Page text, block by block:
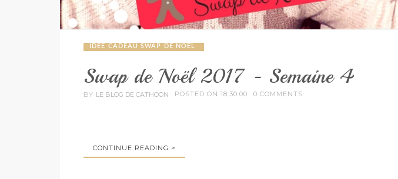
IDEE CADEAU SWAP DE NOEL
Swap de Noël 2017 - Semaine 4
BY LE BLOG DE CATHOON POSTED ON 18:30:00 0 COMMENTS
CONTINUE READING >